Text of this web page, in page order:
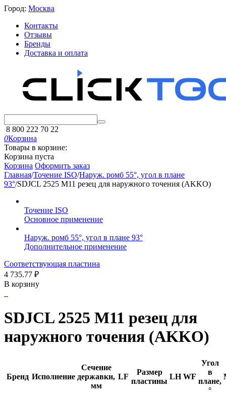
Город: Москва
Контакты
Отзывы
Бренды
Доставка и оплата
8 800 222 70 22
0Корзина
Товары в корзине:
Корзина пуста
Корзина Оформить заказ
Главная/Точение ISO/Наруж. ромб 55°, угол в плане
93°/SDJCL 2525 M11 резец для наружного точения (AKKO)
Точение ISO
Основное применение
Наруж. ромб 55°, угол в плане 93°
Дополнительное применение
Соответствующая пластина
4 735.77 ₽
В корзину
SDJCL 2525 M11 резец для
наружного точения (AKKO)
Бренд Исполнение
Сечение
державки,
мм
LF
Размер
пластины
LH WF
Угол
в
плане,
°